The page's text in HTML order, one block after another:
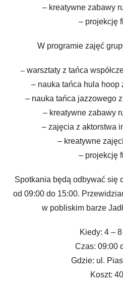
– kreatywne zabawy
– projekcję
W programie zajęć
– warsztaty z tańca
– nauka tańca hula hoop
– nauka tańca jazzowego
– kreatywne zabawy
– zajęcia z aktorstwa
– kreatywne
– projekcję
Spotkania będą odbywać się
od 09:00 do 15:00.
w pobliskim barze
Kiedy: 4 –
Czas: 09:00
Gdzie: ul.
Koszt: